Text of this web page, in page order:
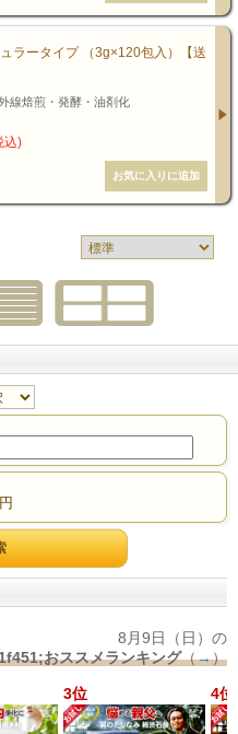
ラータイプ （3g×120包入）【送
線焙煎・発酵・油剤化
込)
円